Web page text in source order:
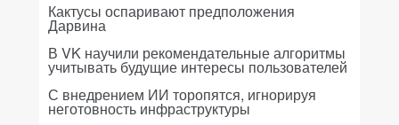
Кактусы оспаривают предположения
Дарвина
В VK научили рекомендательные алгоритмы
учитывать будущие интересы пользователей
С внедрением ИИ торопятся, игнорируя
неготовность инфраструктуры